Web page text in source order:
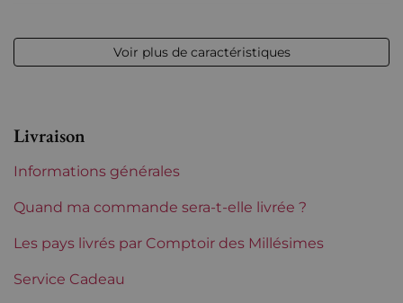
Niveau Parfait
Maturité Vins à maturité
Châteaux de Bordeaux La Louvière
Tranche de prix
Voir plus de caractéristiques
Livraison
Informations générales
Quand ma commande sera-t-elle livrée ?
Les pays livrés par Comptoir des Millésimes
Service Cadeau